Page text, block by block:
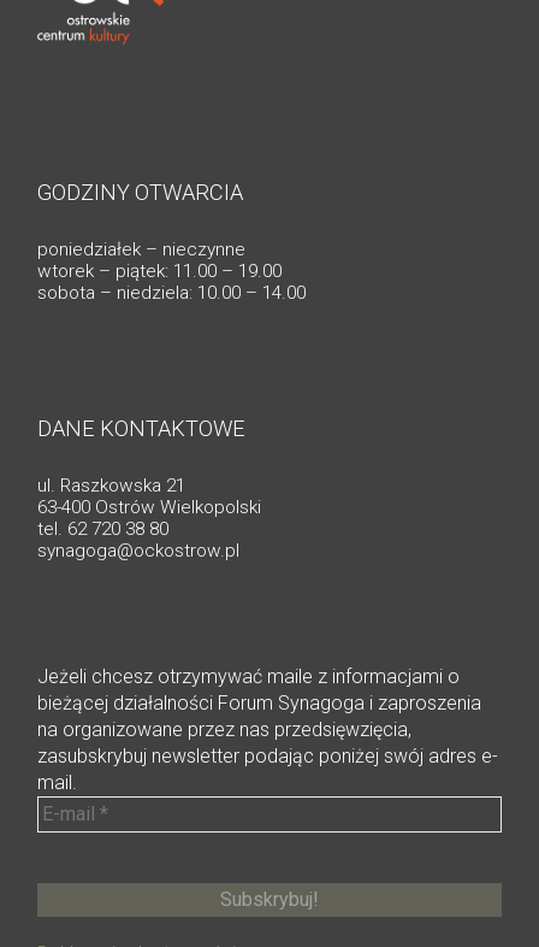
GODZINY OTWARCIA
poniedziałek – nieczynne
wtorek – piątek: 11.00 – 19.00
sobota – niedziela: 10.00 – 14.00
DANE KONTAKTOWE
ul. Raszkowska 21
63-400 Ostrów Wielkopolski
tel. 62 720 38 80
synagoga@ockostrow.pl
Jeżeli chcesz otrzymywać maile z informacjami o
bieżącej działalności Forum Synagoga i zaproszenia
na organizowane przez nas przedsięwzięcia,
zasubskrybuj newsletter podając poniżej swój adres e-
mail.